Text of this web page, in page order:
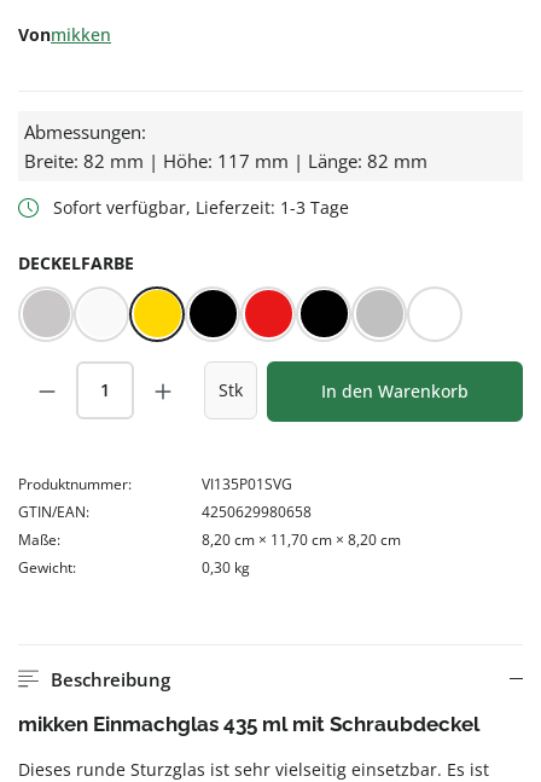
Vonmikken
Abmessungen:
Breite: 82 mm | Höhe: 117 mm | Länge: 82 mm
Sofort verfügbar, Lieferzeit: 1-3 Tage
DECKELFARBE
BLUESEAL Silber
BLUESEAL Weiß
Gold Orbit™ schwarzRot/Weiß kariert
Schwarz Silber Weiß
Produkt Anzahl: Gib den gewünschten
Stk In den Warenkorb
Produktnummer:
VI135P01SVG
GTIN/EAN:
4250629980658
Maße:
8,20 cm × 11,70 cm × 8,20 cm
Gewicht:
0,30 kg
Beschreibung
mikken Einmachglas 435 ml mit Schraubdeckel
Dieses runde Sturzglas ist sehr vielseitig einsetzbar. Es ist